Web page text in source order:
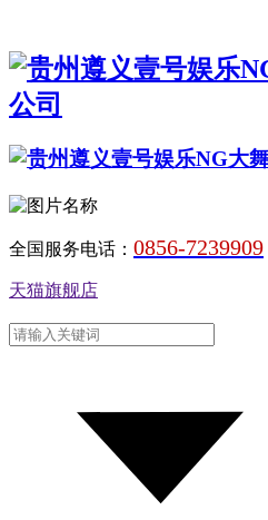
全国服务电话： 0856-7239909
天猫旗舰店